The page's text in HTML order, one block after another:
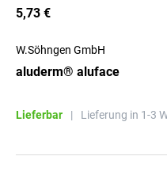
5,73 €
W.Söhngen GmbH
aluderm® aluface
Lieferbar | Lieferung in 1-3